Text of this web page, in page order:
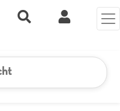
contacter
Recherche rapide
Mijn Clix